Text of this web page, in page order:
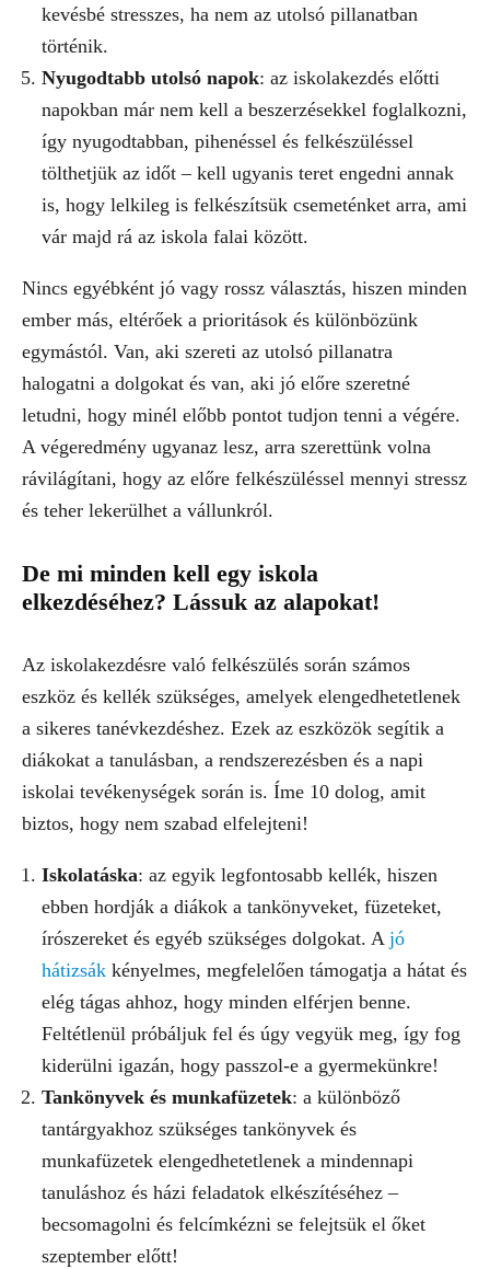
kevésbé stresszes, ha nem az utolsó pillanatban
történik.
Nyugodtabb utolsó napok: az iskolakezdés előtti
napokban már nem kell a beszerzésekkel foglalkozni,
így nyugodtabban, pihenéssel és felkészüléssel
tölthetjük az időt – kell ugyanis teret engedni annak
is, hogy lelkileg is felkészítsük csemeténket arra, ami
vár majd rá az iskola falai között.
Nincs egyébként jó vagy rossz választás, hiszen minden
ember más, eltérőek a prioritások és különbözünk
egymástól. Van, aki szereti az utolsó pillanatra
halogatni a dolgokat és van, aki jó előre szeretné
letudni, hogy minél előbb pontot tudjon tenni a végére.
A végeredmény ugyanaz lesz, arra szerettünk volna
rávilágítani, hogy az előre felkészüléssel mennyi stressz
és teher lekerülhet a vállunkról.
De mi minden kell egy iskola
elkezdéséhez? Lássuk az alapokat!
Az iskolakezdésre való felkészülés során számos
eszköz és kellék szükséges, amelyek elengedhetetlenek
a sikeres tanévkezdéshez. Ezek az eszközök segítik a
diákokat a tanulásban, a rendszerezésben és a napi
iskolai tevékenységek során is. Íme 10 dolog, amit
biztos, hogy nem szabad elfelejteni!
Iskolatáska: az egyik legfontosabb kellék, hiszen
ebben hordják a diákok a tankönyveket, füzeteket,
írószereket és egyéb szükséges dolgokat. A jó
hátizsák kényelmes, megfelelően támogatja a hátat és
elég tágas ahhoz, hogy minden elférjen benne.
Feltétlenül próbáljuk fel és úgy vegyük meg, így fog
kiderülni igazán, hogy passzol-e a gyermekünkre!
Tankönyvek és munkafüzetek: a különböző
tantárgyakhoz szükséges tankönyvek és
munkafüzetek elengedhetetlenek a mindennapi
tanuláshoz és házi feladatok elkészítéséhez –
becsomagolni és felcímkézni se felejtsük el őket
szeptember előtt!